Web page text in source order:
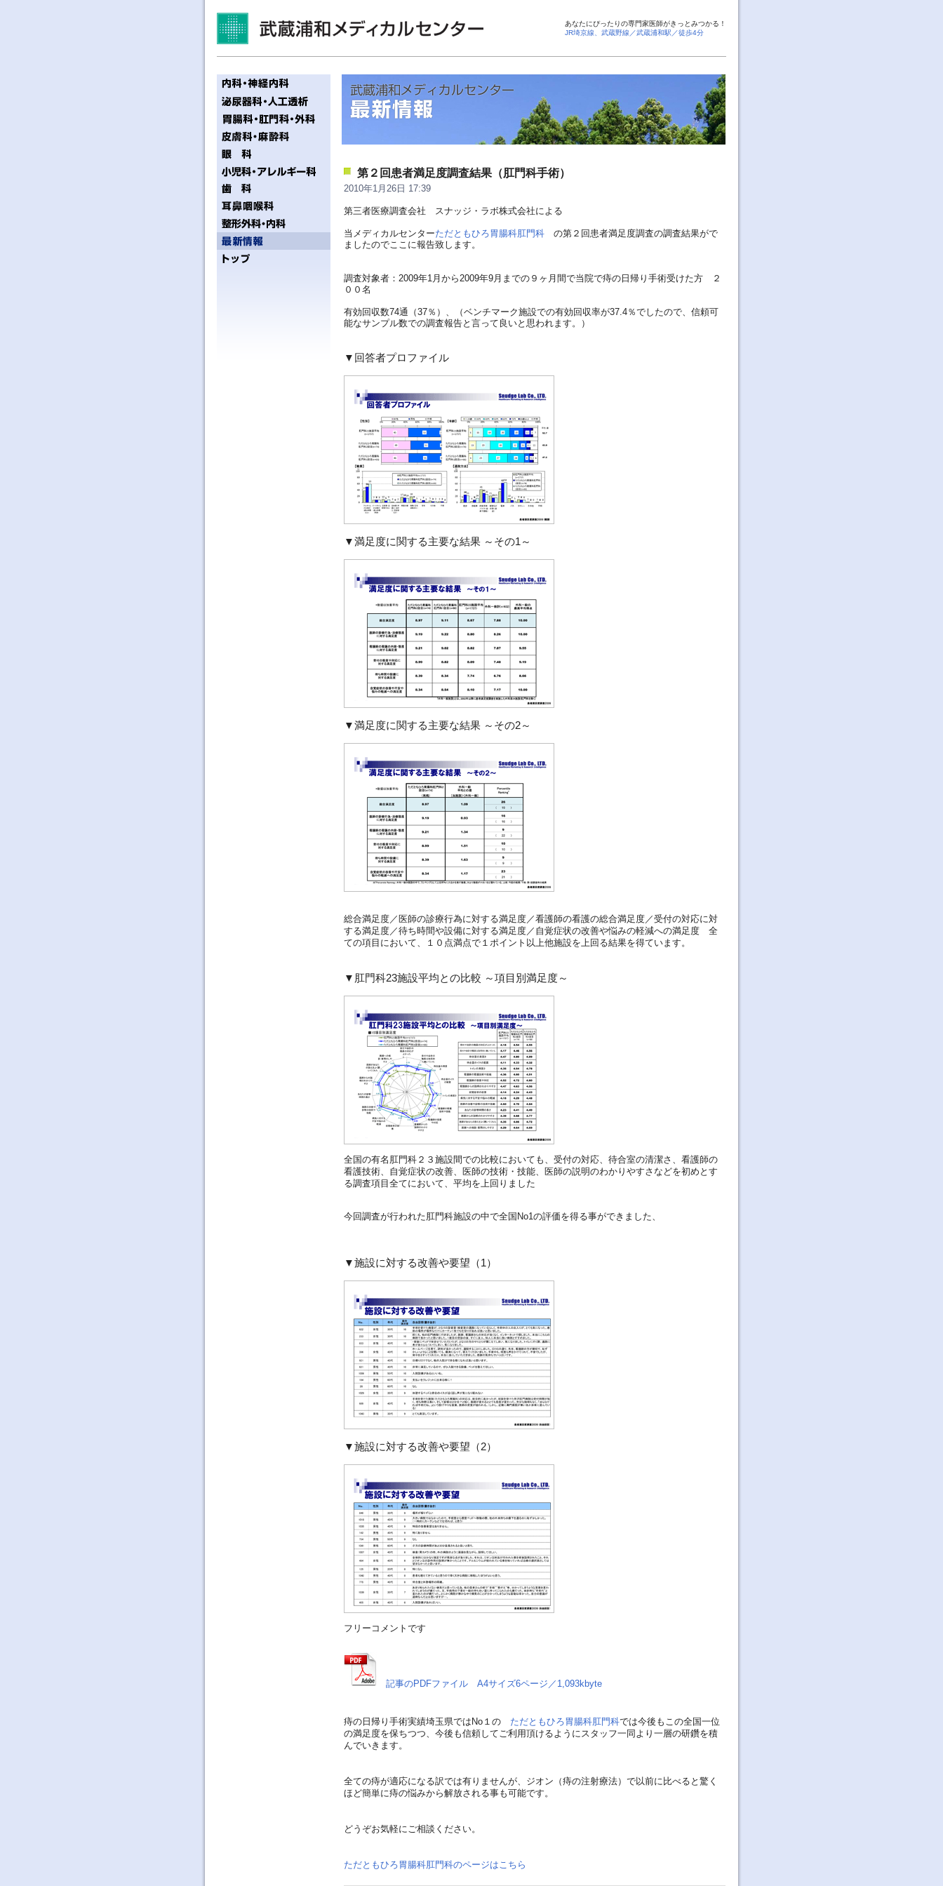
あなたにぴったりの専門家医師がきっとみつかる！
JR埼京線、武蔵野線／武蔵浦和駅／徒歩4分
第２回患者満足度調査結果（肛門科手術）
2010年1月26日 17:39
第三者医療調査会社 スナッジ・ラボ株式会社による
当メディカルセンターただともひろ胃腸科肛門科 の第２回患者満足度調査の調査結果がで
ましたのでここに報告致します。
調査対象者：2009年1月から2009年9月までの９ヶ月間で当院で痔の日帰り手術受けた方 ２
００名
有効回収数74通（37％）、（ベンチマーク施設での有効回収率が37.4％でしたので、信頼可
能なサンプル数での調査報告と言って良いと思われます。）
▼回答者プロファイル
▼満足度に関する主要な結果 ～その1～
▼満足度に関する主要な結果 ～その2～
総合満足度／医師の診療行為に対する満足度／看護師の看護の総合満足度／受付の対応に対
する満足度／待ち時間や設備に対する満足度／自覚症状の改善や悩みの軽減への満足度 全
ての項目において、１０点満点で１ポイント以上他施設を上回る結果を得ています。
▼肛門科23施設平均との比較 ～項目別満足度～
全国の有名肛門科２３施設間での比較においても、受付の対応、待合室の清潔さ、看護師の
看護技術、自覚症状の改善、医師の技術・技能、医師の説明のわかりやすさなどを初めとす
る調査項目全てにおいて、平均を上回りました
今回調査が行われた肛門科施設の中で全国No1の評価を得る事ができました、
▼施設に対する改善や要望（1）
▼施設に対する改善や要望（2）
フリーコメントです
記事のPDFファイル A4サイズ6ページ／1,093kbyte
痔の日帰り手術実績埼玉県ではNo１の ただともひろ胃腸科肛門科では今後もこの全国一位
の満足度を保ちつつ、今後も信頼してご利用頂けるようにスタッフ一同より一層の研鑽を積
んでいきます。
全ての痔が適応になる訳では有りませんが、ジオン（痔の注射療法）で以前に比べると驚く
ほど簡単に痔の悩みから解放される事も可能です。
どうぞお気軽にご相談ください。
ただともひろ胃腸科肛門科のページはこちら